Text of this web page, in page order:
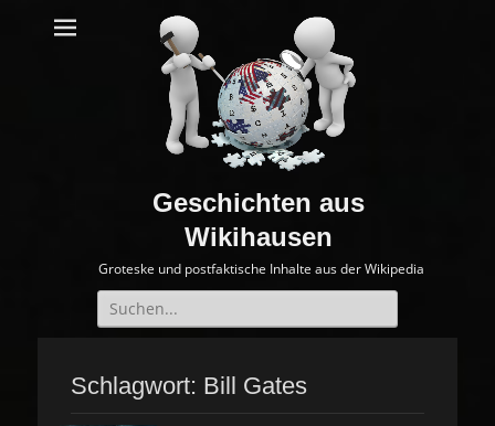
Geschichten aus
Wikihausen
Groteske und postfaktische Inhalte aus der Wikipedia
Suche
nach:
Schlagwort: Bill Gates